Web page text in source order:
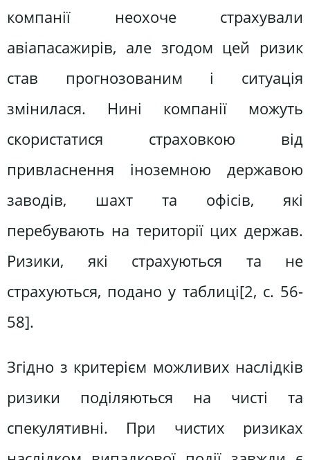
компанії неохоче страхували
авіапасажирів, але згодом цей ризик
став прогнозованим і ситуація
змінилася. Нині компанії можуть
скористатися страховкою від
привласнення іноземною державою
заводів, шахт та офісів, які
перебувають на території цих держав.
Ризики, які страхуються та не
страхуються, подано у таблиці[2, c. 56-
58].
Згідно з критерієм можливих наслідків
ризики поділяються на чисті та
спекулятивні. При чистих ризиках